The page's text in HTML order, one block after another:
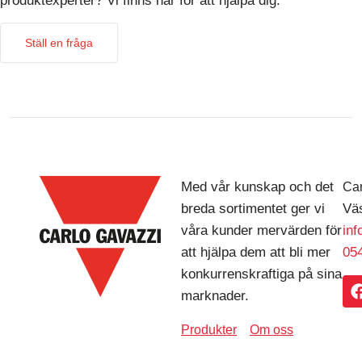
Ställ en fråga
Med vår kunskap och det
breda sortimentet ger vi
våra kunder mervärden för
att hjälpa dem att bli mer
konkurrenskraftiga på sina
marknader.
Produkter Om oss